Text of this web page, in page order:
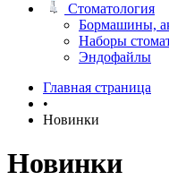
Стоматология
Бормашины,
Наборы
Эндофайлы
Главная страница
•
Новинки
Новинки